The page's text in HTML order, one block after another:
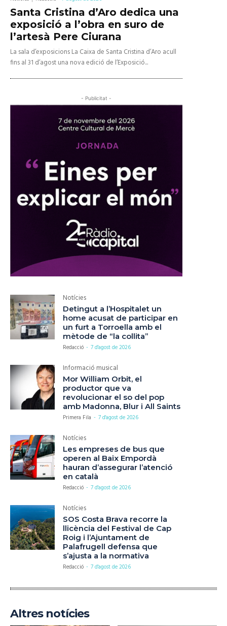
Santa Cristina d’Aro dedica una
exposició a l’obra en suro de
l’artesà Pere Ciurana
La sala d’exposicions La Caixa de Santa Cristina d’Aro acull
fins al 31 d’agost una nova edició de l’Exposició...
- Publicitat -
Notícies
Detingut a l’Hospitalet un
home acusat de participar en
un furt a Torroella amb el
mètode de “la collita”
Redacció - 7 d'agost de 2026
Informació musical
Mor William Orbit, el
productor que va
revolucionar el so del pop
amb Madonna, Blur i All Saints
Primera Fila - 7 d'agost de 2026
Notícies
Les empreses de bus que
operen al Baix Empordà
hauran d’assegurar l’atenció
en català
Redacció - 7 d'agost de 2026
Notícies
SOS Costa Brava recorre la
llicència del Festival de Cap
Roig i l’Ajuntament de
Palafrugell defensa que
s’ajusta a la normativa
Redacció - 7 d'agost de 2026
Altres notícies